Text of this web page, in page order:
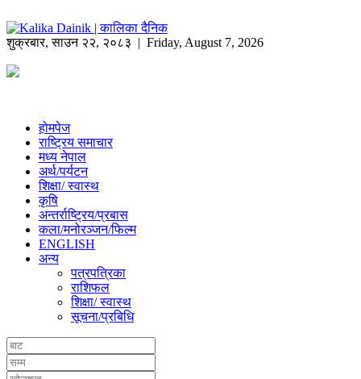
शुक्रबार,साउन २२, २०८३ | Friday, August 7, 2026
होमपेज
राष्ट्रिय समाचार
मध्य नेपाल
अर्थ/पर्यटन
शिक्षा/ स्वास्थ
कृषि
अन्तर्राष्ट्रिय/प्रबास
कला/मनोरञ्जन/फिल्म
ENGLISH
अन्य
पत्रपत्रिका
राशिफल
शिक्षा/ स्वास्थ
सूचना/प्रबिधि